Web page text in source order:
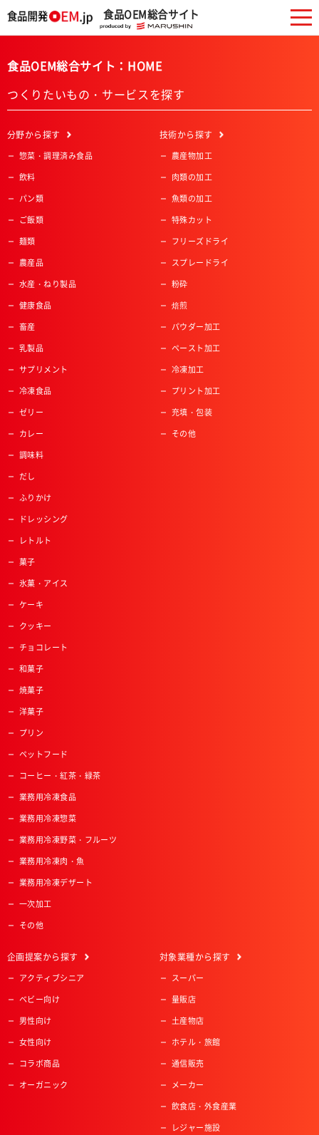
食品OEM総合サイト
食品OEM総合サイト：HOME
つくりたいもの・サービスを探す
分野から探す
惣菜・調理済み食品
飲料
パン類
ご飯類
麺類
農産品
水産・ねり製品
健康食品
畜産
乳製品
サプリメント
冷凍食品
ゼリー
カレー
調味料
だし
ふりかけ
ドレッシング
レトルト
菓子
氷菓・アイス
ケーキ
クッキー
チョコレート
和菓子
焼菓子
洋菓子
プリン
ペットフード
コーヒー・紅茶・緑茶
業務用冷凍食品
業務用冷凍惣菜
業務用冷凍野菜・フルーツ
業務用冷凍肉・魚
業務用冷凍デザート
一次加工
その他
技術から探す
農産物加工
肉類の加工
魚類の加工
特殊カット
フリーズドライ
スプレードライ
粉砕
焙煎
パウダー加工
ペースト加工
冷凍加工
プリント加工
充填・包装
その他
企画提案から探す
アクティブシニア
ベビー向け
男性向け
女性向け
コラボ商品
オーガニック
対象業種から探す
スーパー
量販店
土産物店
ホテル・旅館
通信販売
メーカー
飲食店・外食産業
レジャー施設